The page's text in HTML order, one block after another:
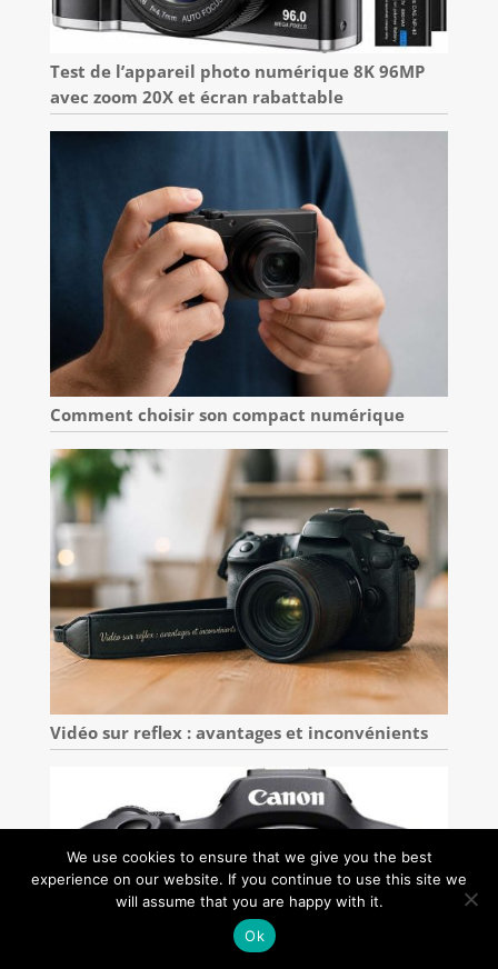
Test de l’appareil photo numérique 8K 96MP
avec zoom 20X et écran rabattable
Comment choisir son compact numérique
Vidéo sur reflex : avantages et inconvénients
We use cookies to ensure that we give you the best
experience on our website. If you continue to use this site we
will assume that you are happy with it.
Ok